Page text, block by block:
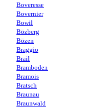
Boveresse
Bovernier
Bowil
Bözberg
Bözen
Braggio
Brail
Bramboden
Bramois
Bratsch
Braunau
Braunwald